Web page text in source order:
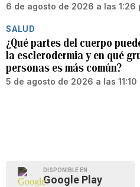
6 de agosto de 2026 a las 1:26
SALUD
¿Qué partes del cuerpo
la esclerodermia y en qué
personas es más común?
5 de agosto de 2026 a las 11:10
DISPONIBLE EN
Google Play